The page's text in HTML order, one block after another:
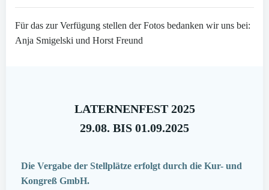
Für das zur Verfügung stellen der Fotos bedanken wir uns bei:
Anja Smigelski und Horst Freund
LATERNENFEST 2025
29.08. BIS 01.09.2025
Die Vergabe der Stellplätze erfolgt durch die Kur- und
Kongreß GmbH.